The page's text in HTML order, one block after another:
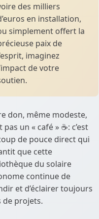
des milliers
en installation,
simplement offert la
paix de
imaginez
de votre
don, même modeste,
pas un « café » ☕: c’est
de pouce direct qui
que cette
du solaire
continue de
et d’éclairer toujours
de projets.